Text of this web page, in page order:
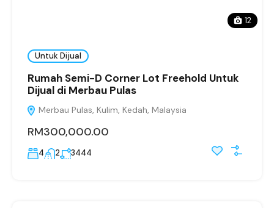
12
Untuk Dijual
Rumah Semi-D Corner Lot Freehold Untuk
Dijual di Merbau Pulas
Merbau Pulas, Kulim, Kedah, Malaysia
RM300,000.00
4 2 3444